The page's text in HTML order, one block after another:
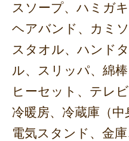
スソープ、ハミガ
ヘアバンド、カミ
スタオル、ハンド
ル、スリッパ、綿
ヒーセット、テレ
冷暖房、冷蔵庫（中
電気スタンド、金